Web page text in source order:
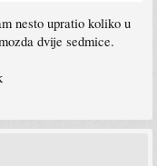
nesto upratio koliko u
dvije sedmice.